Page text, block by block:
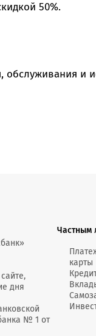
50%.
обслуживания и
дня
№ 1 от
Частным
карты